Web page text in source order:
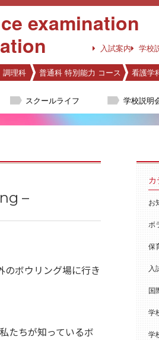
examination
入試案内 学校
調理科 普通科 特別能力 コース 看護学
スクールライフ 学校説明
–
ボウリング場に行き
たちが知っているボ
カ
お
ボ
保
入
国
学
学